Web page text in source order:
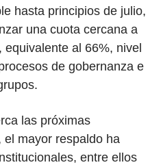
hasta principios de julio,
una cuota cercana a
equivalente al 66%, nivel
de gobernanza e
las próximas
mayor respaldo ha
entre ellos